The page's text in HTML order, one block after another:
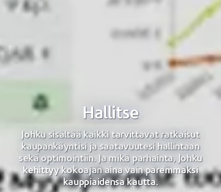
Hallitse
Johku sisältää kaikki tarvittavat ratkaisut
kaupankäyntisi ja saatavuutesi hallintaan
sekä optimointiin. Ja mikä parhainta, Johku
kehittyy kokoajan aina vain paremmaksi
kauppiaidensa kautta.